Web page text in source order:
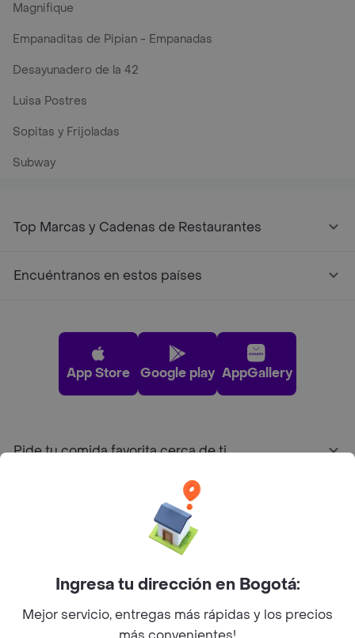
Magnifique
Empanaditas de Pipian - Empanadas
Desayunadero de la 42
Luisa Postres
Sopitas y Frijoladas
Subway
Top Marcas y Cadenas de Restaurantes
Encuéntranos en estos países
App Store Google play AppGallery
Pide tu comida favorita cerca de ti
Sobre Rappi
Ingresa tu dirección en Bogotá:
Mejor servicio, entregas más rápidas y los precios